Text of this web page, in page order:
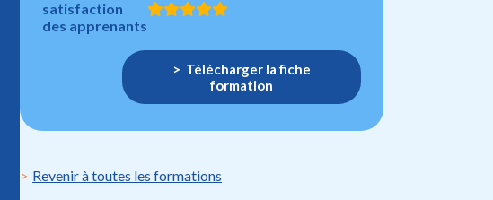
satisfaction
des apprenants
Télécharger la fiche
formation
Revenir à toutes les formations